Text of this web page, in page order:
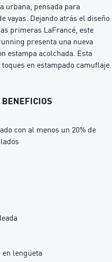
urbana, pensada para
vayas. Dejando atrás el diseño
primeras LaFrancé, este
presenta una nueva
estampa acolchada. Esta
en estampado camuflaje.
BENEFICIOS
con al menos un 20% de
en lengüeta